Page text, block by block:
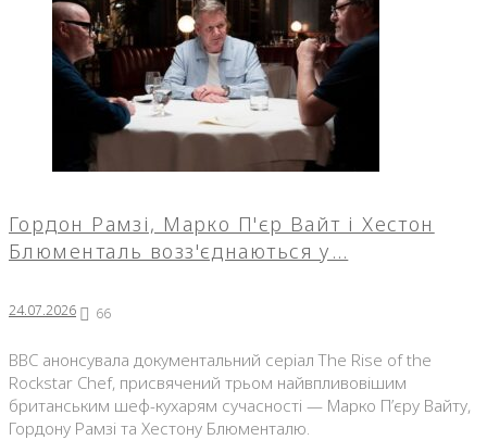
Гордон Рамзі, Марко П'єр Вайт і Хестон
Блюменталь возз'єднаються у…
24.07.2026 66
BBC анонсувала документальний серіал The Rise of the
Rockstar Chef, присвячений трьом найвпливовішим
британським шеф-кухарям сучасності — Марко П’єру Вайту,
Гордону Рамзі та Хестону Блюменталю.